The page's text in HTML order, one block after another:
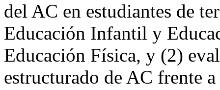
del AC en estudiantes de
Educación Infantil y
Educación Física, y (2)
estructurado de AC frente